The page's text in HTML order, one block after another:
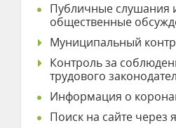
Публичные слушания
общественные
Муниципальный
Контроль за
трудового
Информация о
Поиск на сайте через